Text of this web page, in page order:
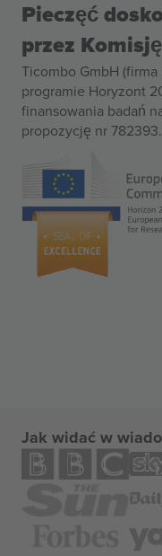
Pieczęć
przez
Ticombo GmbH
programie Horyzont
finansowania badań
propozycję nr 782393.
Jak widać w